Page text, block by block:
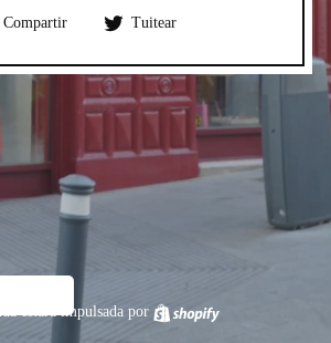
Compartir
CompartirTuitear
estará impulsada por